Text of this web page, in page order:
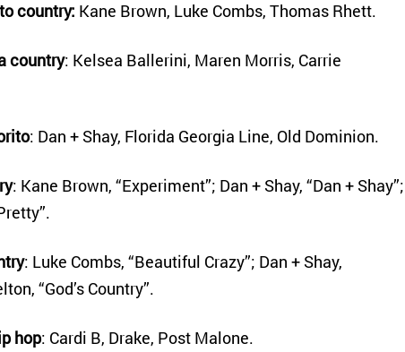
country: Kane Brown, Luke Combs, Thomas Rhett.
country: Kelsea Ballerini, Maren Morris, Carrie
: Dan + Shay, Florida Georgia Line, Old Dominion.
: Kane Brown, “Experiment”; Dan + Shay, “Dan + Shay”;
: Luke Combs, “Beautiful Crazy”; Dan + Shay,
“God’s Country”.
hop: Cardi B, Drake, Post Malone.